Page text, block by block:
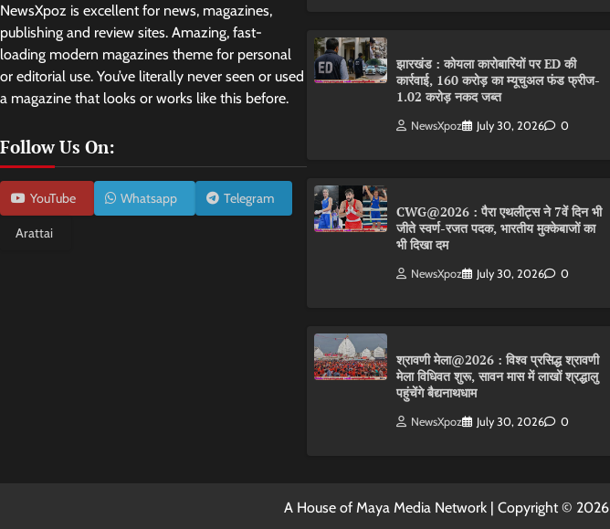
NewsXpoz is excellent for news, magazines,
publishing and review sites. Amazing, fast-
loading modern magazines theme for personal
or editorial use. You’ve literally never seen or used
a magazine that looks or works like this before.
Follow Us On:
YouTube Whatsapp Telegram
Arattai
झारखंड : कोयला कारोबारियों पर ED की
कार्रवाई, 160 करोड़ का म्यूचुअल फंड फ्रीज-
1.02 करोड़ नकद जब्त
NewsXpoz July 30, 2026 0
CWG@2026 : पैरा एथलीट्स ने 7वें दिन भी
जीते स्वर्ण-रजत पदक, भारतीय मुक्केबाजों का
भी दिखा दम
NewsXpoz July 30, 2026 0
श्रावणी मेला@2026 : विश्व प्रसिद्ध श्रावणी
मेला विधिवत शुरू, सावन मास में लाखों श्रद्धालु
पहुंचेंगे बैद्यनाथधाम
NewsXpoz July 30, 2026 0
A House of Maya Media Network | Copyright © 2026